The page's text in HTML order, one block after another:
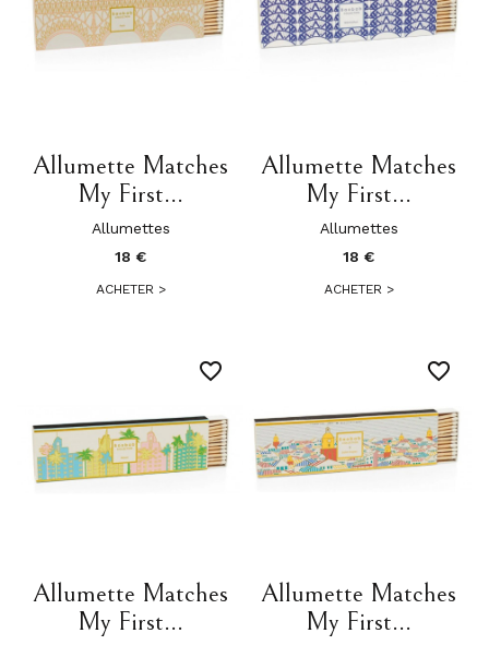
Allumette Matches
My First...
Allumettes
18 €
ACHETER >
Allumette Matches
My First...
Allumettes
18 €
ACHETER >
Allumette Matches
My First...
favorite_border
Allumette Matches
My First...
favorite_border